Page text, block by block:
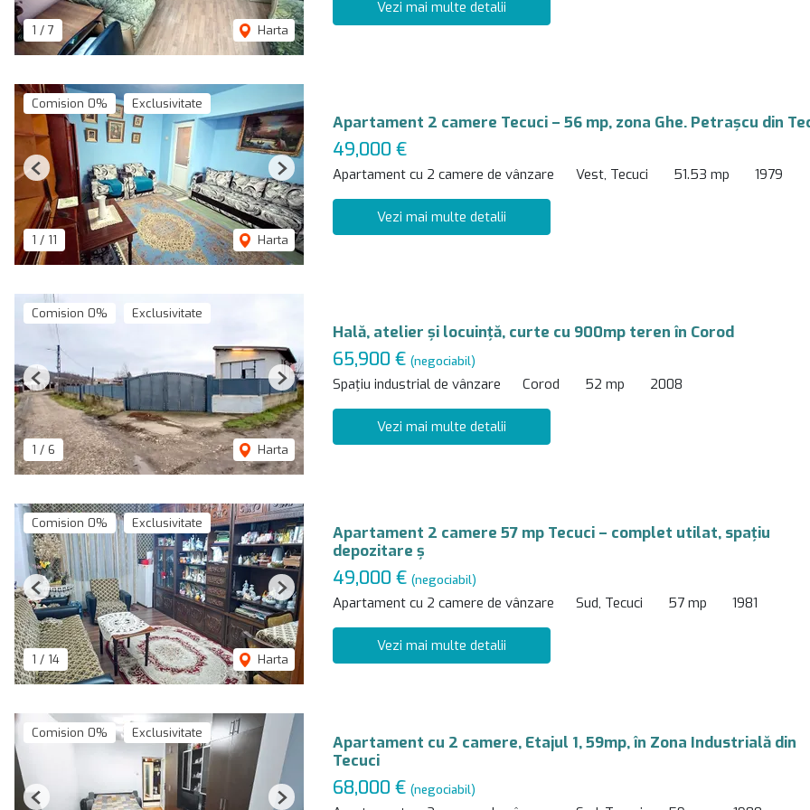
1 / 7 Harta
Vezi mai multe detalii
Comision 0% Exclusivitate
1 / 11 Harta
Previous Next
Apartament 2 camere Tecuci – 56 mp, zona Ghe. Petrașcu din
49,000 €
Apartament cu 2 camere de vânzare Vest, Tecuci 51.53 mp 1979
Vezi mai multe detalii
Comision 0% Exclusivitate
1 / 6 Harta
Previous Next
Hală, atelier și locuință, curte cu 900mp teren în Corod
65,900 € (negociabil)
Spațiu industrial de vânzare Corod 52 mp 2008
Vezi mai multe detalii
Comision 0% Exclusivitate
1 / 14 Harta
Previous Next
Apartament 2 camere 57 mp Tecuci – complet utilat, spațiu
depozitare ș
49,000 € (negociabil)
Apartament cu 2 camere de vânzare Sud, Tecuci 57 mp 1981
Vezi mai multe detalii
Comision 0% Exclusivitate
Previous Next
Apartament cu 2 camere, Etajul 1, 59mp, în Zona Industrială din
Tecuci
68,000 € (negociabil)